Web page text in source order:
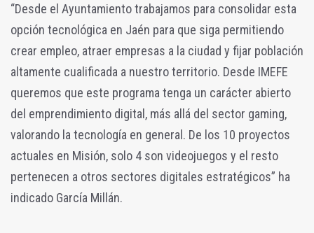
“Desde el Ayuntamiento trabajamos para consolidar esta
opción tecnológica en Jaén para que siga permitiendo
crear empleo, atraer empresas a la ciudad y fijar población
altamente cualificada a nuestro territorio. Desde IMEFE
queremos que este programa tenga un carácter abierto
del emprendimiento digital, más allá del sector gaming,
valorando la tecnología en general. De los 10 proyectos
actuales en Misión, solo 4 son videojuegos y el resto
pertenecen a otros sectores digitales estratégicos” ha
indicado García Millán.